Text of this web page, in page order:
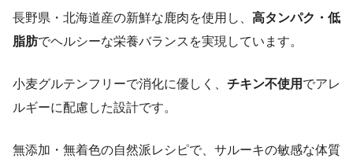
長野県・北海道産の新鮮な鹿肉を使用し、 高タンパク・低
脂肪でヘルシーな栄養バランスを実現しています。
小麦グルテンフリーで消化に優しく、 チキン不使用 でアレ
ルギーに配慮した設計です。
無添加・無着色の自然派レシピで、サルーキの敏感な体質